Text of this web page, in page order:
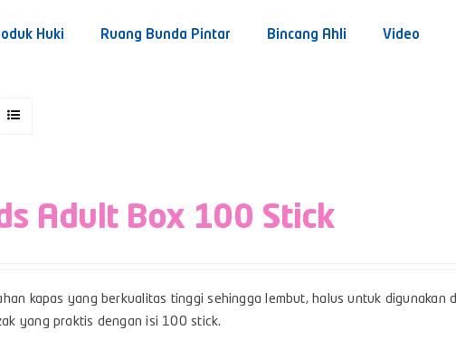
Huki Ruang Bunda Pintar Bincang Ahli Video
Adult Box 100 Stick
kapas yang berkualitas tinggi sehingga lembut, halus untuk digunakan
yang praktis dengan isi 100 stick.